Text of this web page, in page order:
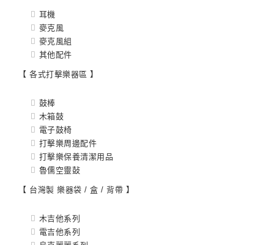
耳機
麥克風
麥克風組
其他配件
【 各式打擊樂器區 】
鼓棒
木箱鼓
電子鼓椅
打擊樂周邊配件
打擊樂保養清潔用品
魯儒空靈鼔
【 台灣製 樂器袋 / 盒 / 背帶 】
木吉他系列
電吉他系列